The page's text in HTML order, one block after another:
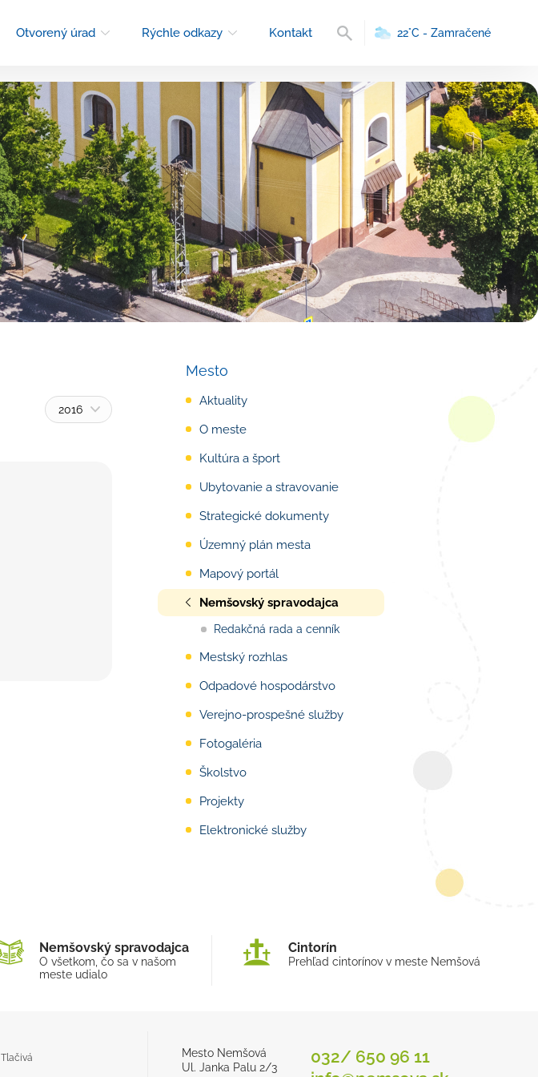
Otvorený úrad Rýchle odkazy Kontakt Vyhľadávanie
22°C - Zamračené
Mesto
Aktuality
O meste
Kultúra a šport
Ubytovanie a stravovanie
Strategické dokumenty
Územný plán mesta
Mapový portál
Nemšovský spravodajca
Redakčná rada a cenník
Mestský rozhlas
Odpadové hospodárstvo
Verejno-prospešné služby
Fotogaléria
Školstvo
Projekty
Elektronické služby
2016
Nemšovský spravodajca
O všetkom, čo sa v našom
meste udialo
Cintorín
Prehľad cintorínov v meste Nemšová
Tlačivá
Mesto Nemšová
Ul. Janka Palu 2/3
032/ 650 96 11